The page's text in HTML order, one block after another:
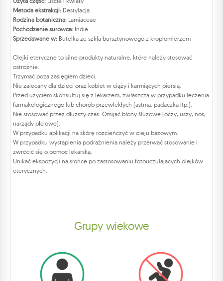
Metoda ekstrakcji: Destylacja
Rodzina botaniczna: Lamiaceae
Pochodzenie surowca: Indie
Sprzedawane w: Butelka ze szkła bursztynowego z kroplomierzem
Olejki eteryczne to silne produkty naturalne, które należy stosować
ostrożnie.
Trzymać poza zasięgiem dzieci.
Nie zalecany dla dzieci oraz kobiet w ciąży i karmiących piersią.
Przed użyciem skonsultuj się z lekarzem, zwłaszcza w przypadku leczenia
farmakologicznego lub chorób przewlekłych (astma, padaczka itp.).
Nie stosować przez dłuższy czas. Omijać błony śluzowe (oczy, uszy, nos,
narządy płciowe).
W przypadku aplikacji na skórę rozcieńczyć w oleju bazowym.
W przypadku wystąpienia podrażnienia należy przerwać stosowanie i
zwrócić się o pomoc lekarską.
Unikać ekspozycji na słońce po zastosowaniu fotouczulających olejków
eterycznych.
Grupy wiekowe